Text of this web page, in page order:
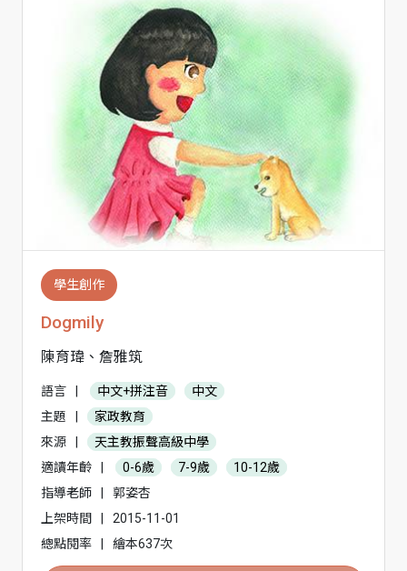
學生創作
Dogmily
陳育瑋、詹雅筑
語言 中文+拼注音
中文
主題
家政教育
來源
天主教振聲高級中學
適讀年齡
0-6歲 7-9歲
10-12歲
指導老師
郭姿杏
上架時間
2015-11-01
總點閱率
繪本637次